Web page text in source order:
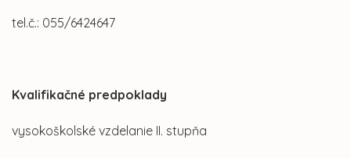
tel.č.: 055/6424647
Kvalifikačné predpoklady
vysokoškolské vzdelanie II. stupňa